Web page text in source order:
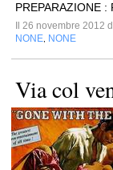
PREPARAZIONE :
Il 26 novembre 2012
NONE NONE
Via col